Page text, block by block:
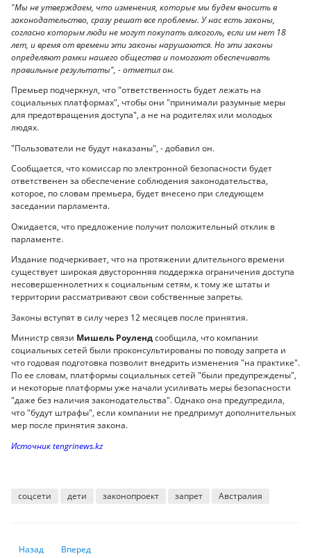
"Мы не утверждаем, что изменения, которые мы будем вносить в
законодательство, сразу решат все проблемы. У нас есть законы,
согласно которым люди не могут покупать алкоголь, если им нет 18
лет, и время от времени эти законы нарушаются. Но эти законы
определяют рамки нашего общества и помогают обеспечивать
правильные результаты", - отметил он.
Премьер подчеркнул, что "ответственность будет лежать на
социальных платформах", чтобы они "принимали разумные меры
для предотвращения доступа", а не на родителях или молодых
людях.
"Пользователи не будут наказаны", - добавил он.
Сообщается, что комиссар по электронной безопасности будет
ответственен за обеспечение соблюдения законодательства,
которое, по словам премьера, будет внесено при следующем
заседании парламента.
Ожидается, что предложение получит положительный отклик в
парламенте.
Издание подчеркивает, что на протяжении длительного времени
существует широкая двусторонняя поддержка ограничения доступа
несовершеннолетних к социальным сетям, к тому же штаты и
территории рассматривают свои собственные запреты.
Законы вступят в силу через 12 месяцев после принятия.
Министр связи Мишель Роулендсообщила, что компании
социальных сетей были проконсультированы по поводу запрета и
что годовая подготовка позволит внедрить изменения "на практике".
По ее словам, платформы социальных сетей "были предупреждены",
и некоторые платформы уже начали усиливать меры безопасности
"даже без наличия законодательства". Однако она предупредила,
что "будут штрафы", если компании не предпримут дополнительных
мер после принятия закона.
Источник tengrinews.kz
соцсети дети законопроект запрет Австралия
Предыдущий: Тарифы Трампа угрожают благополучию азиатских
Назад Следующий: 4 самых бюджетных города Европы для
Вперед